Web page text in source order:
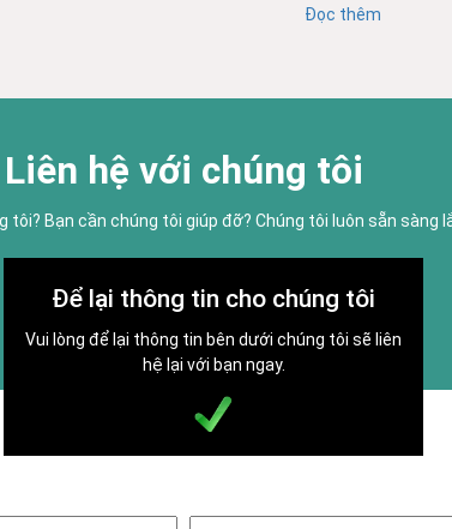
Đọc thêm
Liên hệ với chúng tôi
tôi? Bạn cần chúng tôi giúp đỡ? Chúng tôi luôn sẵn sàng
Để lại thông tin cho chúng tôi
Vui lòng để lại thông tin bên dưới chúng tôi sẽ liên
hệ lại với bạn ngay.